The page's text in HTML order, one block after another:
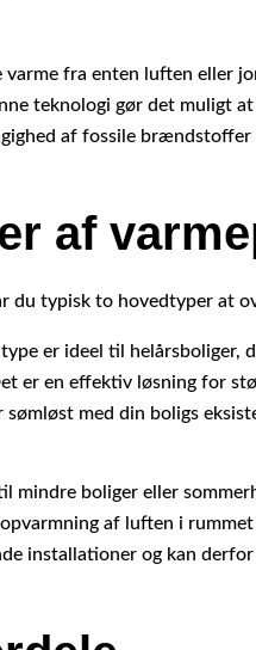
fra enten luften eller
teknologi gør det muligt
af fossile brændstoffer
af
du typisk to hovedtyper at
type er ideel til helårsboliger,
er en effektiv løsning for
sømløst med din boligs
mindre boliger eller
af luften i
installationer og kan